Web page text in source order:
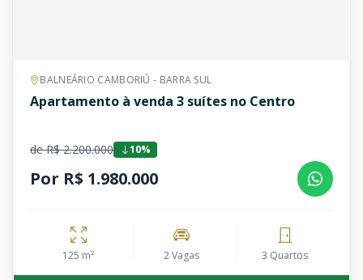
BALNEÁRIO CAMBORIÚ - BARRA SUL
Apartamento à venda 3 suítes no Centro
de R$ 2.200.000 10%
Por R$ 1.980.000
125 m² 2 Vagas 3 Quartos